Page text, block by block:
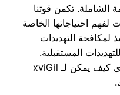
الشاملة. تكمن قوتنا
احتياجاتها الخاصة
لمكافحة التهديدات
المستقبلية.
اليوم لنرى كيف يمكن لـ xviGil